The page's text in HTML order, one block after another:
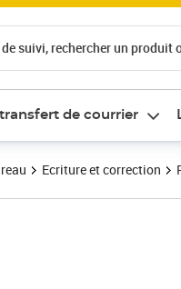
de suivi, rechercher un produit
transfert de courrier
Ecriture et correction